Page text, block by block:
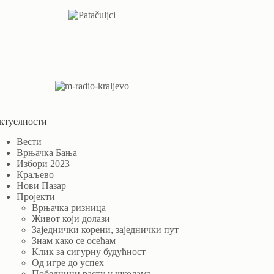
Вести
Врњачка Бања
Избори 2023
Краљево
Нови Пазар
Пројекти
Врњачка ризница
Живот који долази
Заједнички корени, заједнички пут
Знам како се осећам
Клик за сигурну будућност
Од игре до успех